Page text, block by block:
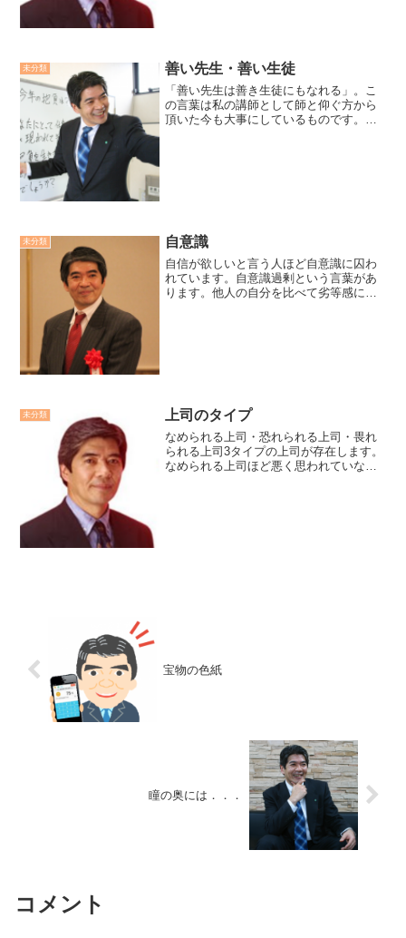
未分類 善い先生・善い生徒
「善い先生は善き生徒にもなれる」。こ
の言葉は私の講師として師と仰ぐ方から
頂いた今も大事にしているものです。人
未分類 自意識
自信が欲しいと言う人ほど自意識に囚わ
れています。自意識過剰という言葉があ
ります。他人の自分を比べて劣等感にさ
未分類 上司のタイプ
なめられる上司・恐れられる上司・畏れ
られる上司3タイプの上司が存在します。
なめられる上司ほど悪く思われていない
宝物の色紙
瞳の奥には．．．
コメント